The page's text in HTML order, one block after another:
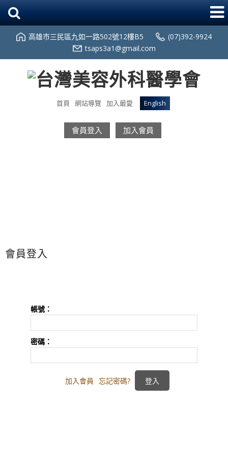
高雄市三民區九如一路502號12樓B5
(07)392-9924
tsaps3a1@gmail.com
首頁 網站導覽 加入最愛 English
會員登入 加入會員
會員登入
帳號：
密碼：
加入會員 忘記密碼?